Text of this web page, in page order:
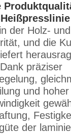
der Holz-
und die
präziser
und hoher
der